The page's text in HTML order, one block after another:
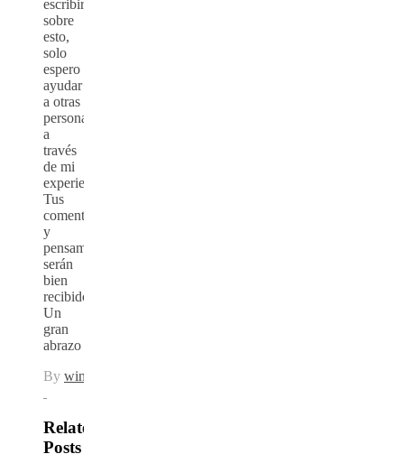
escribir
sobre
esto,
solo
espero
ayudar
a otras
personas
a
través
de mi
experiencia.
Tus
comentarios
y
pensamientos
serán
bien
recibidos.
Un
gran
abrazo
By winstond
Related
Posts